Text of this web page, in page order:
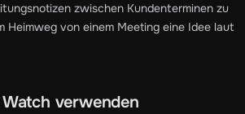
zwischen Kundenterminen zu
Heimweg von einem Meeting eine Idee laut
verwenden